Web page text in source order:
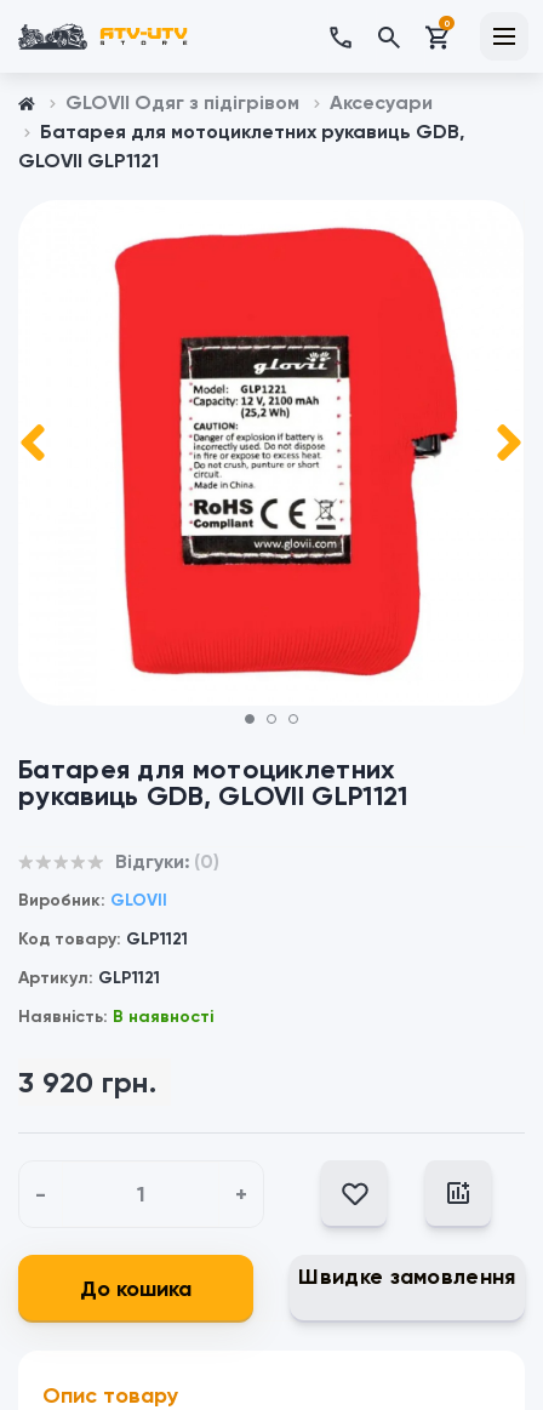
0
GLOVII Одяг з підігрівом
Аксесуари
Батарея для мотоциклетних рукавиць GDB,
GLOVII GLP1121
Батарея для мотоциклетних
рукавиць GDB, GLOVII GLP1121
Відгуки: (0)
Виробник: GLOVII
Код товару: GLP1121
Артикул: GLP1121
Наявність: В наявності
3 920 грн.
- +
До кошика Швидке замовлення
Опис товару